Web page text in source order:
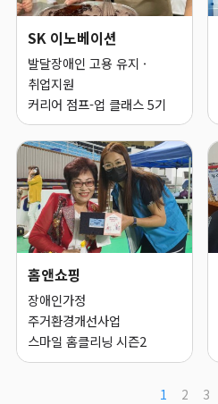
SK 이노베이션
발달장애인 고용 유지 ·
취업지원
커리어 점프-업 클래스 5기
홈앤쇼핑
장애인가정
주거환경개선사업
스마일 홈클리닝 시즌2
1 2 3